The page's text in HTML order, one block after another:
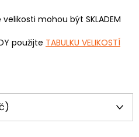
mohou být SKLADEM
použijte TABULKU VELIKOSTÍ